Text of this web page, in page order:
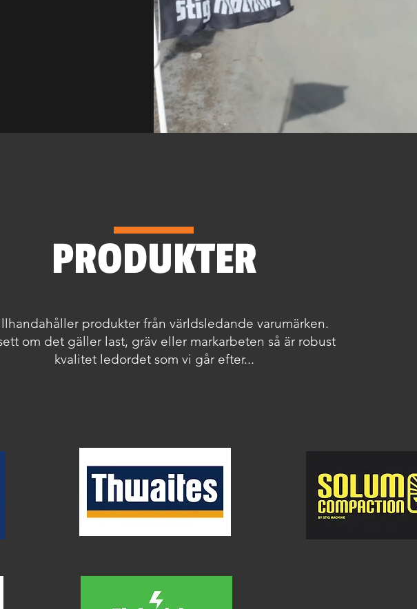
PRODUKTER
produkter från världsledande varumärken.
om det gäller last, gräv eller markarbeten så är robust
kvalitet ledordet som vi går efter...